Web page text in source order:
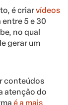
é criarvídeos
5 e 30
no qual
gerar um
conteúdos
atenção do
é a mais